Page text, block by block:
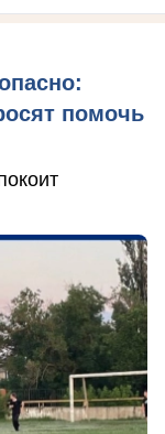
помочь